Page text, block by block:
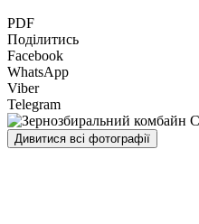
PDF
Поділитись
Facebook
WhatsApp
Viber
Telegram
Дивитися всі фотографії